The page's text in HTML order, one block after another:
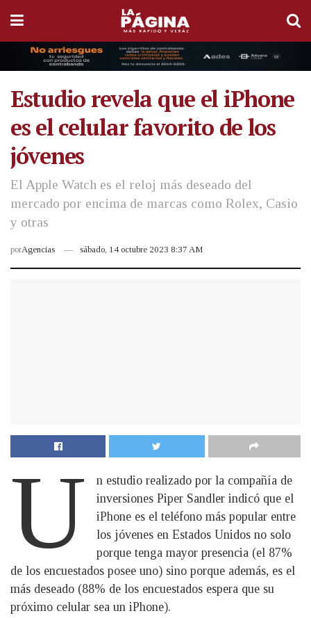
Estudio revela que el iPhone
es el celular favorito de los
jóvenes
El Apple Watch es el reloj más deseado del
mercado por encima de marcas como Rolex, Casio
y otras
porAgencias sábado, 14 octubre 2023 8:37 AM
U
n estudio realizado por la compañía de
inversiones Piper Sandler indicó que el
iPhone es el teléfono más popular entre
los jóvenes en Estados Unidos no solo
porque tenga mayor presencia (el 87%
de los encuestados posee uno) sino porque además, es el
más deseado (88% de los encuestados espera que su
próximo celular sea un iPhone).